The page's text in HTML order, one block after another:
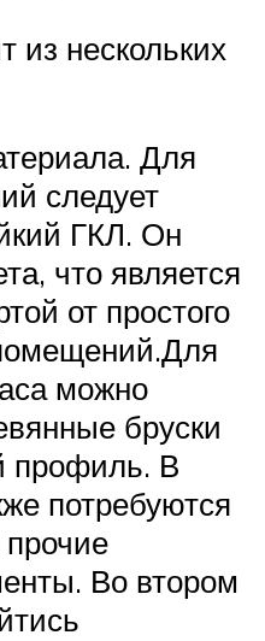
из нескольких
Для
следует
ГКЛ. Он
что является
от простого
можно
бруски
профиль. В
потребуются
прочие
Во втором